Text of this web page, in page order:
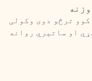
ترڅو دوی وکولی
او ساتیري روانه